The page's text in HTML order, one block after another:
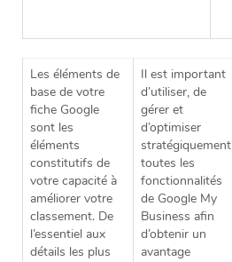
Les éléments de
base de votre
fiche Google
sont les
éléments
constitutifs de
votre capacité à
améliorer votre
classement. De
l’essentiel aux
détails les plus
Il est important
d’utiliser, de
gérer et
d’optimiser
stratégiquement
toutes les
fonctionnalités
de Google My
Business afin
d’obtenir un
avantage